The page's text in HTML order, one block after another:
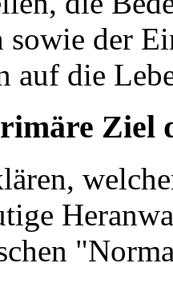
der
auf die
Ziel